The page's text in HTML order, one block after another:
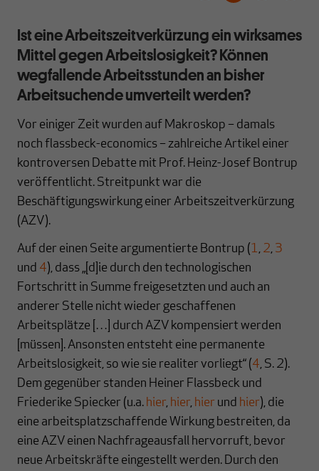
Ist eine Arbeitszeitverkürzung ein wirksames
Mittel gegen Arbeitslosigkeit? Können
wegfallende Arbeitsstunden an bisher
Arbeitsuchende umverteilt werden?
Vor einiger Zeit wurden auf Makroskop – damals
noch flassbeck-economics – zahlreiche Artikel einer
kontroversen Debatte mit Prof. Heinz-Josef Bontrup
veröffentlicht. Streitpunkt war die
Beschäftigungswirkung einer Arbeitszeitverkürzung
(AZV).
Auf der einen Seite argumentierte Bontrup (1, 2, 3
und 4), dass „[d]ie durch den technologischen
Fortschritt in Summe freigesetzten und auch an
anderer Stelle nicht wieder geschaffenen
Arbeitsplätze […] durch AZV kompensiert werden
[müssen]. Ansonsten entsteht eine permanente
Arbeitslosigkeit, so wie sie realiter vorliegt“ (4, S. 2).
Dem gegenüber standen Heiner Flassbeck und
Friederike Spiecker (u.a. hier, hier, hier und hier), die
eine arbeitsplatzschaffende Wirkung bestreiten, da
eine AZV einen Nachfrageausfall hervorruft, bevor
neue Arbeitskräfte eingestellt werden. Durch den